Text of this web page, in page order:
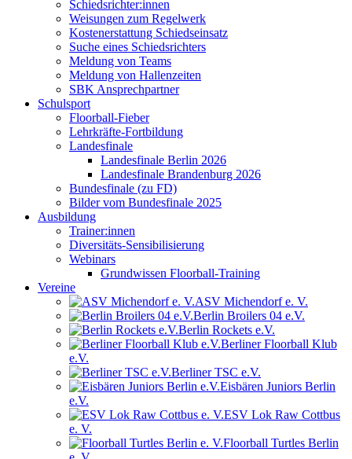
Schiedsrichter:innen
Weisungen zum Regelwerk
Kostenerstattung Schiedseinsatz
Suche eines Schiedsrichters
Meldung von Teams
Meldung von Hallenzeiten
SBK Ansprechpartner
Schulsport
Floorball-Fieber
Lehrkräfte-Fortbildung
Landesfinale
Landesfinale Berlin 2026
Landesfinale Brandenburg 2026
Bundesfinale (zu FD)
Bilder vom Bundesfinale 2025
Ausbildung
Trainer:innen
Diversitäts-Sensibilisierung
Webinars
Grundwissen Floorball-Training
Vereine
ASV Michendorf e. V.
Berlin Broilers 04 e.V.
Berlin Rockets e.V.
Berliner Floorball Klub
e.V.
Berliner TSC e.V.
Eisbären Juniors Berlin
e.V.
ESV Lok Raw Cottbus
e. V.
Floorball Turtles Berlin